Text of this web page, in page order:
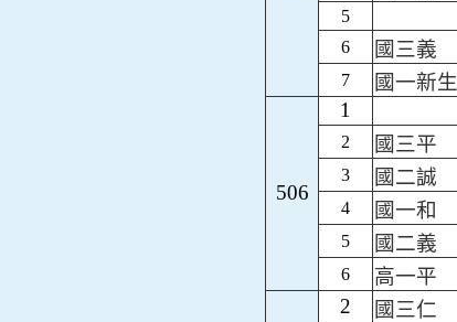
5
6
國三義
7 國一新生
506
1
2 國三平
3 國二誠
4 國一和
5 國二義
6 高一平
2 國三仁